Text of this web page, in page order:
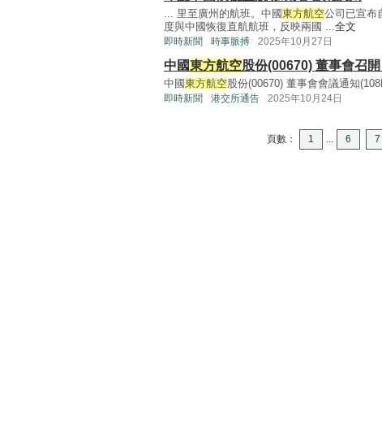
... 里至廣州的航班。中國東方航空公司已宣布
度與中國恢復直航航班，反映兩國 ...全文
即時新聞 時事脈搏 2025年10月27日
中國東方航空股份(00670) 董事會召開
中國東方航空股份(00670) 董事會會議通知
即時新聞 港交所通告 2025年10月24日
頁數： 1 ... 6 7